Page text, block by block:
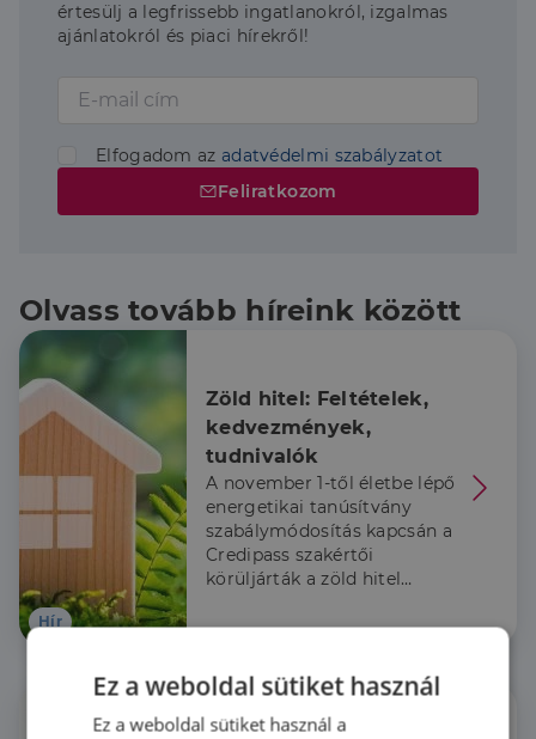
értesülj a legfrissebb ingatlanokról, izgalmas
ajánlatokról és piaci hírekről!
Elfogadom az adatvédelmi szabályzatot
Feliratkozom
Olvass tovább híreink között
Hír
Zöld hitel: Feltételek,
kedvezmények,
tudnivalók
A november 1-től életbe lépő
energetikai tanúsítvány
szabálymódosítás kapcsán a
Credipass szakértői
körüljárták a zöld hitel
Ez a weboldal sütiket használ
Ez a weboldal sütiket használ a